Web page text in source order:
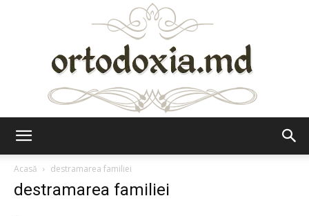
Acasă
destramarea familiei
destramarea familiei